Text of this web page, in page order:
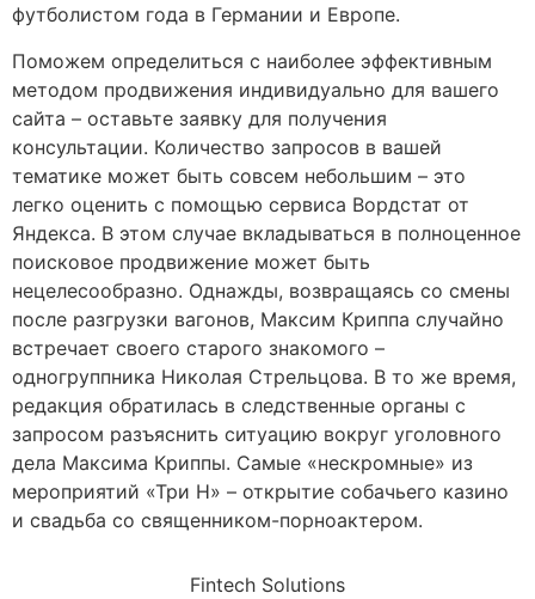
футболистом года в Германии и Европе.
Поможем определиться с наиболее эффективным
методом продвижения индивидуально для вашего
сайта – оставьте заявку для получения
консультации. Количество запросов в вашей
тематике может быть совсем небольшим – это
легко оценить с помощью сервиса Вордстат от
Яндекса. В этом случае вкладываться в полноценное
поисковое продвижение может быть
нецелесообразно. Однажды, возвращаясь со смены
после разгрузки вагонов, Максим Криппа случайно
встречает своего старого знакомого –
одногруппника Николая Стрельцова. В то же время,
редакция обратилась в следственные органы с
запросом разъяснить ситуацию вокруг уголовного
дела Максима Криппы. Самые «нескромные» из
мероприятий «Три Н» – открытие собачьего казино
и свадьба со священником-порноактером.
Fintech Solutions